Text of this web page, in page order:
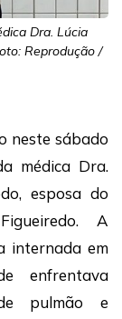
Dra. Lúcia
Reprodução /
neste sábado
médica Dra.
esposa do
A
internada em
enfrentava
pulmão e